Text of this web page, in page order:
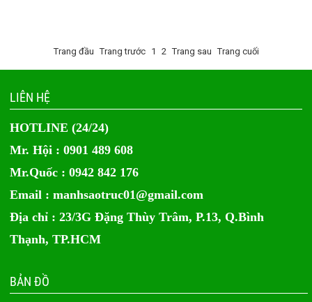
Trang đầu Trang trước 1 2 Trang sau Trang cuối
LIÊN HỆ
HOTLINE (24/24)
Mr. Hội : 0901 489 608
Mr.Quốc : 0942 842 176
Email :manhsaotruc01@gmail.com
Địa chỉ : 23/3G Đặng Thùy Trâm, P.13, Q.Bình
Thạnh, TP.HCM
BẢN ĐỒ